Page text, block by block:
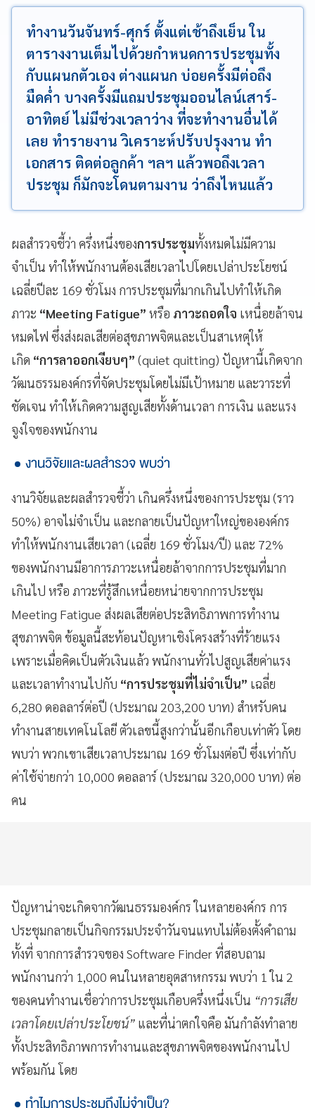
ทำงานวันจันทร์-ศุกร์ ตั้งแต่เช้าถึงเย็น ใน
ตารางงานเต็มไปด้วยกำหนดการประชุมทั้ง
กับแผนกตัวเอง ต่างแผนก บ่อยครั้งมีต่อถึง
มืดค่ำ บางครั้งมีแถมประชุมออนไลน์เสาร์-
อาทิตย์ ไม่มีช่วงเวลาว่าง ที่จะทำงานอื่นได้
เลย ทำรายงาน วิเคราะห์ปรับปรุงงาน ทำ
เอกสาร ติดต่อลูกค้า ฯลฯ แล้วพอถึงเวลา
ประชุม ก็มักจะโดนตามงาน ว่าถึงไหนแล้ว
ผลสำรวจชี้ว่า ครึ่งหนึ่งของการประชุมทั้งหมดไม่มีความ
จำเป็น ทำให้พนักงานต้องเสียเวลาไปโดยเปล่าประโยชน์
เฉลี่ยปีละ 169 ชั่วโมง การประชุมที่มากเกินไปทำให้เกิด
ภาวะ “Meeting Fatigue” หรือ ภาวะถอดใจ เหนื่อยล้าจน
หมดไฟ ซึ่งส่งผลเสียต่อสุขภาพจิตและเป็นสาเหตุให้
เกิด “การลาออกเงียบๆ” (quiet quitting) ปัญหานี้เกิดจาก
วัฒนธรรมองค์กรที่จัดประชุมโดยไม่มีเป้าหมาย และวาระที่
ชัดเจน ทำให้เกิดความสูญเสียทั้งด้านเวลา การเงิน และแรง
จูงใจของพนักงาน
งานวิจัยและผลสำรวจ พบว่า
งานวิจัยและผลสำรวจชี้ว่า เกินครึ่งหนึ่งของการประชุม (ราว
50%) อาจไม่จำเป็น และกลายเป็นปัญหาใหญ่ขององค์กร
ทำให้พนักงานเสียเวลา (เฉลี่ย 169 ชั่วโมง/ปี) และ 72%
ของพนักงานมีอาการภาวะเหนื่อยล้าจากการประชุมที่มาก
เกินไป หรือ ภาวะที่รู้สึกเหนื่อยหน่ายจากการประชุม
Meeting Fatigue ส่งผลเสียต่อประสิทธิภาพการทำงาน
สุขภาพจิต ข้อมูลนี้สะท้อนปัญหาเชิงโครงสร้างที่ร้ายแรง
เพราะเมื่อคิดเป็นตัวเงินแล้ว พนักงานทั่วไปสูญเสียค่าแรง
และเวลาทำงานไปกับ “การประชุมที่ไม่จำเป็น” เฉลี่ย
6,280 ดอลลาร์ต่อปี (ประมาณ 203,200 บาท) สำหรับคน
ทำงานสายเทคโนโลยี ตัวเลขนี้สูงกว่านั้นอีกเกือบเท่าตัว โดย
พบว่า พวกเขาเสียเวลาประมาณ 169 ชั่วโมงต่อปี ซึ่งเท่ากับ
ค่าใช้จ่ายกว่า 10,000 ดอลลาร์ (ประมาณ 320,000 บาท) ต่อ
คน
ปัญหาน่าจะเกิดจากวัฒนธรรมองค์กร ในหลายองค์กร การ
ประชุมกลายเป็นกิจกรรมประจำวันจนแทบไม่ต้องตั้งคำถาม
ทั้งที่ จากการสำรวจของ Software Finder ที่สอบถาม
พนักงานกว่า 1,000 คนในหลายอุตสาหกรรม พบว่า 1 ใน 2
ของคนทำงานเชื่อว่าการประชุมเกือบครึ่งหนึ่งเป็น “การเสีย
เวลาโดยเปล่าประโยชน์” และที่น่าตกใจคือ มันกำลังทำลาย
ทั้งประสิทธิภาพการทำงานและสุขภาพจิตของพนักงานไป
พร้อมกัน โดย
ทำไมการประชุมถึงไม่จำเป็น?